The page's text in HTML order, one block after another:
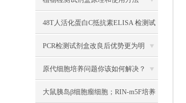
48T人活化蛋白C抵抗素ELISA 检测试
剂盒
PCR检测试剂盒改良后优势更为明
显，使用方便
原代细胞培养问题你该如何解决？
大鼠胰岛β细胞瘤细胞；RIN-m5F培养